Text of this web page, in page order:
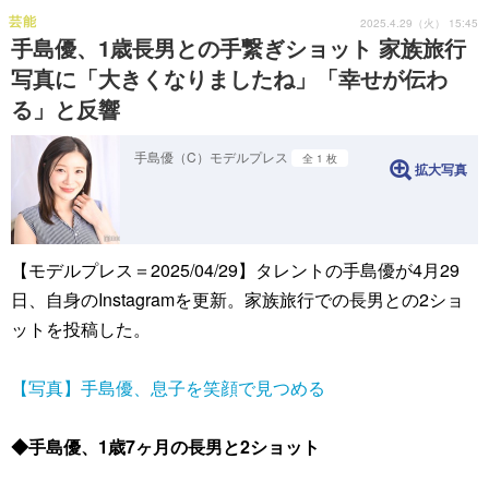
手島優、1歳長男との手繋ぎショット 家族旅行
写真に「大きくなりましたね」「幸せが伝わ
る」と反響
芸能 2025.4.29（火） 15:45
手島優（C）モデルプレス 全 1 枚
拡大写真
【モデルプレス＝2025/04/29】タレントの手島優が4月29
日、自身のInstagramを更新。家族旅行での長男との2ショ
ットを投稿した。
【写真】手島優、息子を笑顔で見つめる
◆手島優、1歳7ヶ月の長男と2ショット